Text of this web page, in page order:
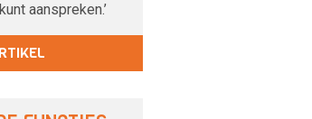
aanspreken.’